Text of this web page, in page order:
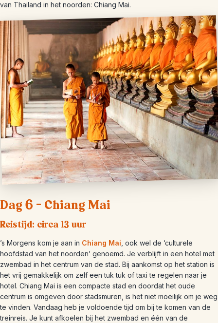
van Thailand in het noorden: Chiang Mai.
Dag 6 – Chiang Mai
Reistijd: circa 13 uur
’s Morgens kom je aan in Chiang Mai , ook wel de ‘culturele
hoofdstad van het noorden’ genoemd. Je verblijft in een hotel met
zwembad in het centrum van de stad. Bij aankomst op het station is
het vrij gemakkelijk om zelf een tuk tuk of taxi te regelen naar je
hotel. Chiang Mai is een compacte stad en doordat het oude
centrum is omgeven door stadsmuren, is het niet moeilijk om je weg
te vinden. Vandaag heb je voldoende tijd om bij te komen van de
treinreis. Je kunt afkoelen bij het zwembad en één van de